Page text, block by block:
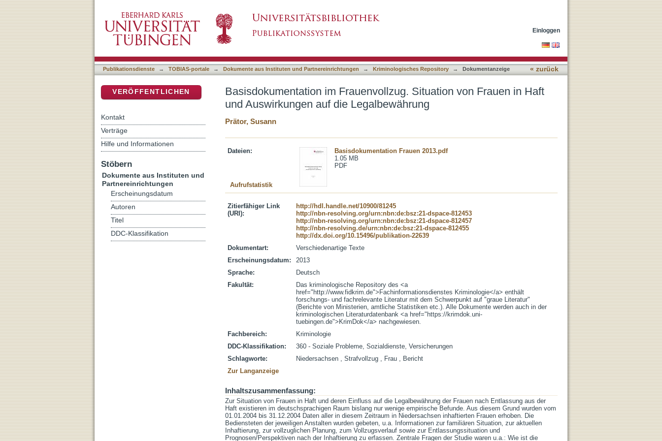
Legalbewährung
Einloggen
Publikationsdienste → TOBIAS-portale → Dokumente aus Instituten und Partnereinrichtungen → Kriminologisches Repository → Dokumentanzeige « zurück
Basisdokumentation im Frauenvollzug. Situation von Frauen in Haft
und Auswirkungen auf die Legalbewährung
Prätor, Susann
Dateien:
Basisdokumentation Frauen 2013.pdf
1.05 MB
PDF
Aufrufstatistik
Zitierfähiger Link
(URI):
http://hdl.handle.net/10900/81245
http://nbn-resolving.org/urn:nbn:de:bsz:21-dspace-812453
http://nbn-resolving.org/urn:nbn:de:bsz:21-dspace-812457
http://nbn-resolving.de/urn:nbn:de:bsz:21-dspace-812455
http://dx.doi.org/10.15496/publikation-22639
Dokumentart:
Verschiedenartige Texte
Erscheinungsdatum:
2013
Sprache:
Deutsch
Fakultät:
Das kriminologische Repository des <a
href="http://www.fidkrim.de">Fachinformationsdienstes Kriminologie</a> enthält
forschungs- und fachrelevante Literatur mit dem Schwerpunkt auf "graue Literatur"
(Berichte von Ministerien, amtliche Statistiken etc.). Alle Dokumente werden auch in der
kriminologischen Literaturdatenbank <a href="https://krimdok.uni-
tuebingen.de">KrimDok</a> nachgewiesen.
Fachbereich:
Kriminologie
DDC-Klassifikation:
360 - Soziale Probleme, Sozialdienste, Versicherungen
Schlagworte:
Niedersachsen , Strafvollzug , Frau , Bericht
Zur Langanzeige
Inhaltszusammenfassung:
Zur Situation von Frauen in Haft und deren Einfluss auf die Legalbewährung der Frauen nach Entlassung aus der
Haft existieren im deutschsprachigen Raum bislang nur wenige empirische Befunde. Aus diesem Grund wurden vom
01.01.2004 bis 31.12.2004 Daten aller in diesem Zeitraum in Niedersachsen inhaftierten Frauen erhoben. Die
Bediensteten der jeweiligen Anstalten wurden gebeten, u.a. Informationen zur familiären Situation, zur aktuellen
Inhaftierung, zur vollzuglichen Planung, zum Vollzugsverlauf sowie zur Entlassungssituation und
Prognosen/Perspektiven nach der Inhaftierung zu erfassen. Zentrale Fragen der Studie waren u.a.: Wie ist die
VERÖFFENTLICHEN
Kontakt
Verträge
Hilfe und Informationen
Stöbern
Dokumente aus Instituten und
Partnereinrichtungen
Erscheinungsdatum
Autoren
Titel
DDC-Klassifikation